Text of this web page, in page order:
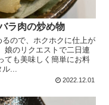
ラ肉の炒め物
ので、ホクホクに仕上が
娘のリクエストで二日連
ても美味しく簡単にお料
...
2022.12.01